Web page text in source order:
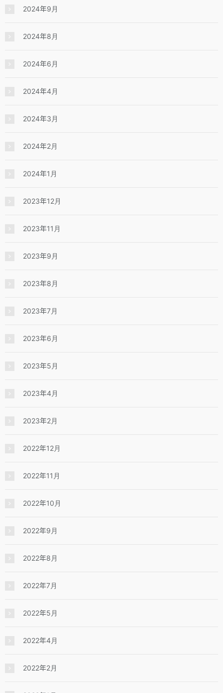
2024年9月
2024年8月
2024年6月
2024年4月
2024年3月
2024年2月
2024年1月
2023年12月
2023年11月
2023年9月
2023年8月
2023年7月
2023年6月
2023年5月
2023年4月
2023年2月
2022年12月
2022年11月
2022年10月
2022年9月
2022年8月
2022年7月
2022年5月
2022年4月
2022年2月